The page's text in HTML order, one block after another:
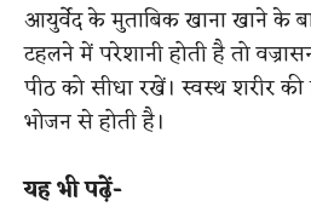
आयुर्वेद के मुताबिक खाना खाने के
टहलने में परेशानी होती है तो
पीठ को सीधा रखें। स्वस्थ शरीर
भोजन से होती है।
यह भी पढ़ें-